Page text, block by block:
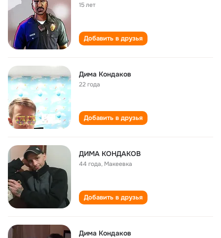
15 лет
Добавить в друзья
Дима Кондаков
22 года
Добавить в друзья
ДИМА КОНДАКОВ
44 года, Макеевка
Добавить в друзья
Дима Кондаков